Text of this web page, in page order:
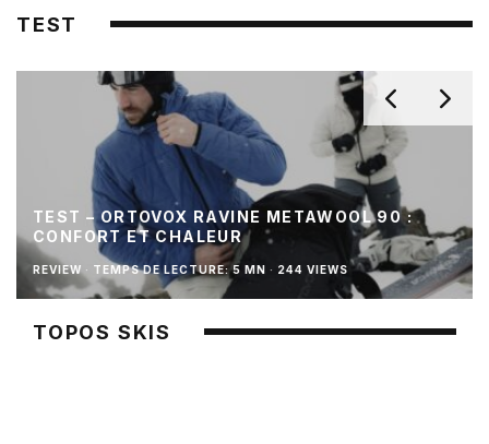
TEST
TEST – ORTOVOX RAVINE METAWOOL 90 :
CONFORT ET CHALEUR
REVIEW · TEMPS DE LECTURE: 5 MN · 244 VIEWS
TOPOS SKIS